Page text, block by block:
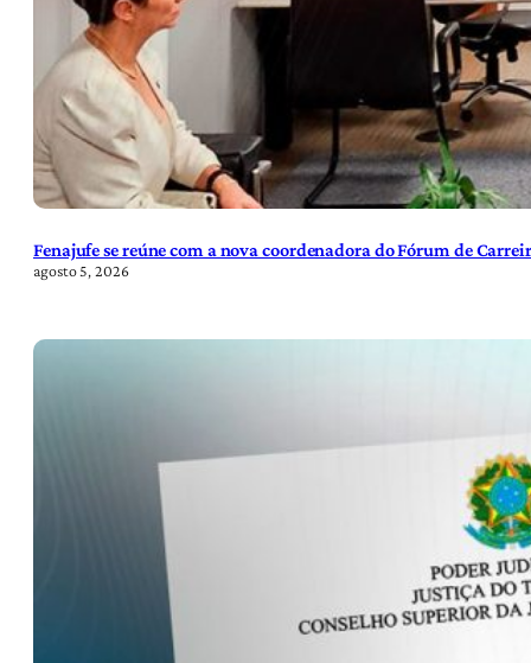
Fenajufe se reúne com a nova coordenadora do Fórum de
agosto 5, 2026